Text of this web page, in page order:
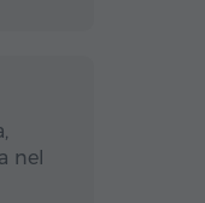
nel